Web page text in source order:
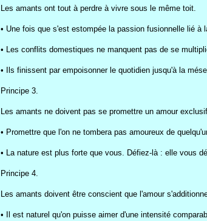
Les amants ont tout à perdre à vivre sous le même toit.
• Une fois que s'est estompée la passion fusionnelle lié
• Les conflits domestiques ne manquent pas de se
• Ils finissent par empoisonner le quotidien jusqu'à la
Principe 3.
Les amants ne doivent pas se promettre un amour
• Promettre que l'on ne tombera pas amoureux de
• La nature est plus forte que vous. Défiez-là : elle vous
Principe 4.
Les amants doivent être conscient que l'amour
• Il est naturel qu'on puisse aimer d'une intensité